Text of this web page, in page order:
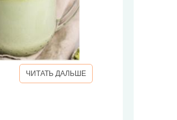
ЧИТАТЬ ДАЛЬШЕ